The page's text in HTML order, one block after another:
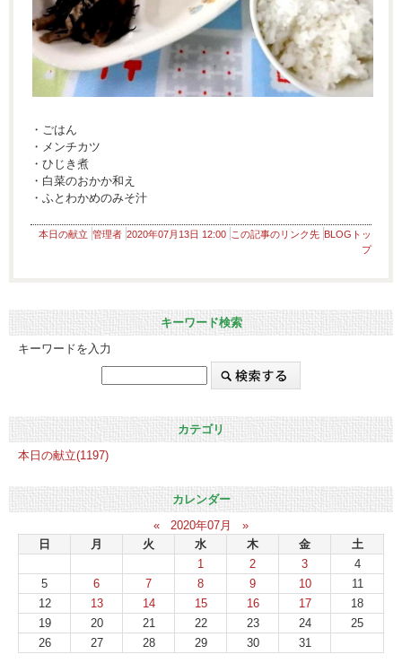
・ごはん
・メンチカツ
・ひじき煮
・白菜のおかか和え
・ふとわかめのみそ汁
本日の献立 管理者 2020年07月13日 12:00 この記事のリンク先 BLOGトッ
プ
キーワード検索
キーワードを入力
カテゴリ
本日の献立(1197)
カレンダー
«
2020年07月
»
日
月 火 水 木 金
土
1
2 3
4
5
6 7 8 9 10
11
12
13 14 15 16 17
18
19
20 21 22 23 24
25
26
27 28 29 30 31